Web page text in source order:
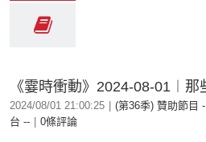
《霎時衝動》2024-08-01︱
2024/08/01 21:00:25 (第36季) 贊助節目
台 --
0條評論